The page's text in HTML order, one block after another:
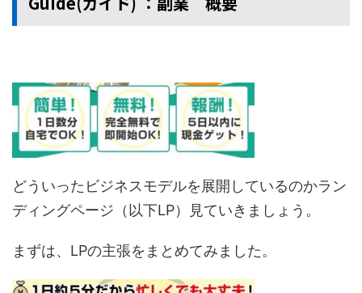
どういったビジネスモデルを展開しているのかラン
ディングページ（以下LP）見ていきましょう。
まずは、LPの主張をまとめてみました。